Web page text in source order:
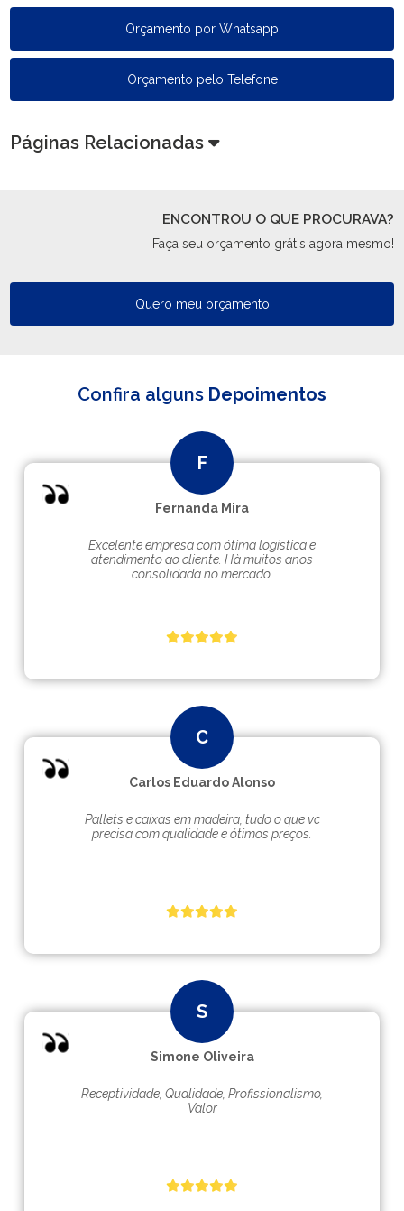
Orçamento por Whatsapp
Orçamento pelo Telefone
Páginas Relacionadas
ENCONTROU O QUE PROCURAVA?
Faça seu orçamento grátis agora mesmo!
Quero meu orçamento
Confira alguns Depoimentos
Fernanda Mira
Excelente empresa com ótima logística e
atendimento ao cliente. Hà muitos anos
consolidada no mercado.
Carlos Eduardo Alonso
Pallets e caixas em madeira, tudo o que vc
precisa com qualidade e ótimos preços.
Simone Oliveira
Receptividade, Qualidade, Profissionalismo,
Valor